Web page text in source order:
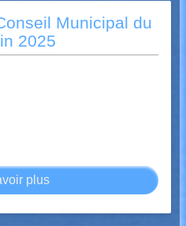
Municipal
du
Municipal du
2025
plussur
Délibérations
du